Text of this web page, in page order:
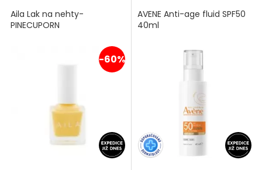
Aila Lak na nehty-
PINECUPORN
-60%
AVENE Anti-age fluid SPF50
40ml